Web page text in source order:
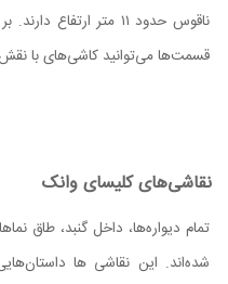
ناقوس حدود ۱۱ متر
قسمت‌ها می‌توانید کاشی‌های با نقش
نقاشی‌های کلیسای وانک
تمام دیواره‌ها، داخل گنبد، طاق
شده‌اند. این نقاشی ها